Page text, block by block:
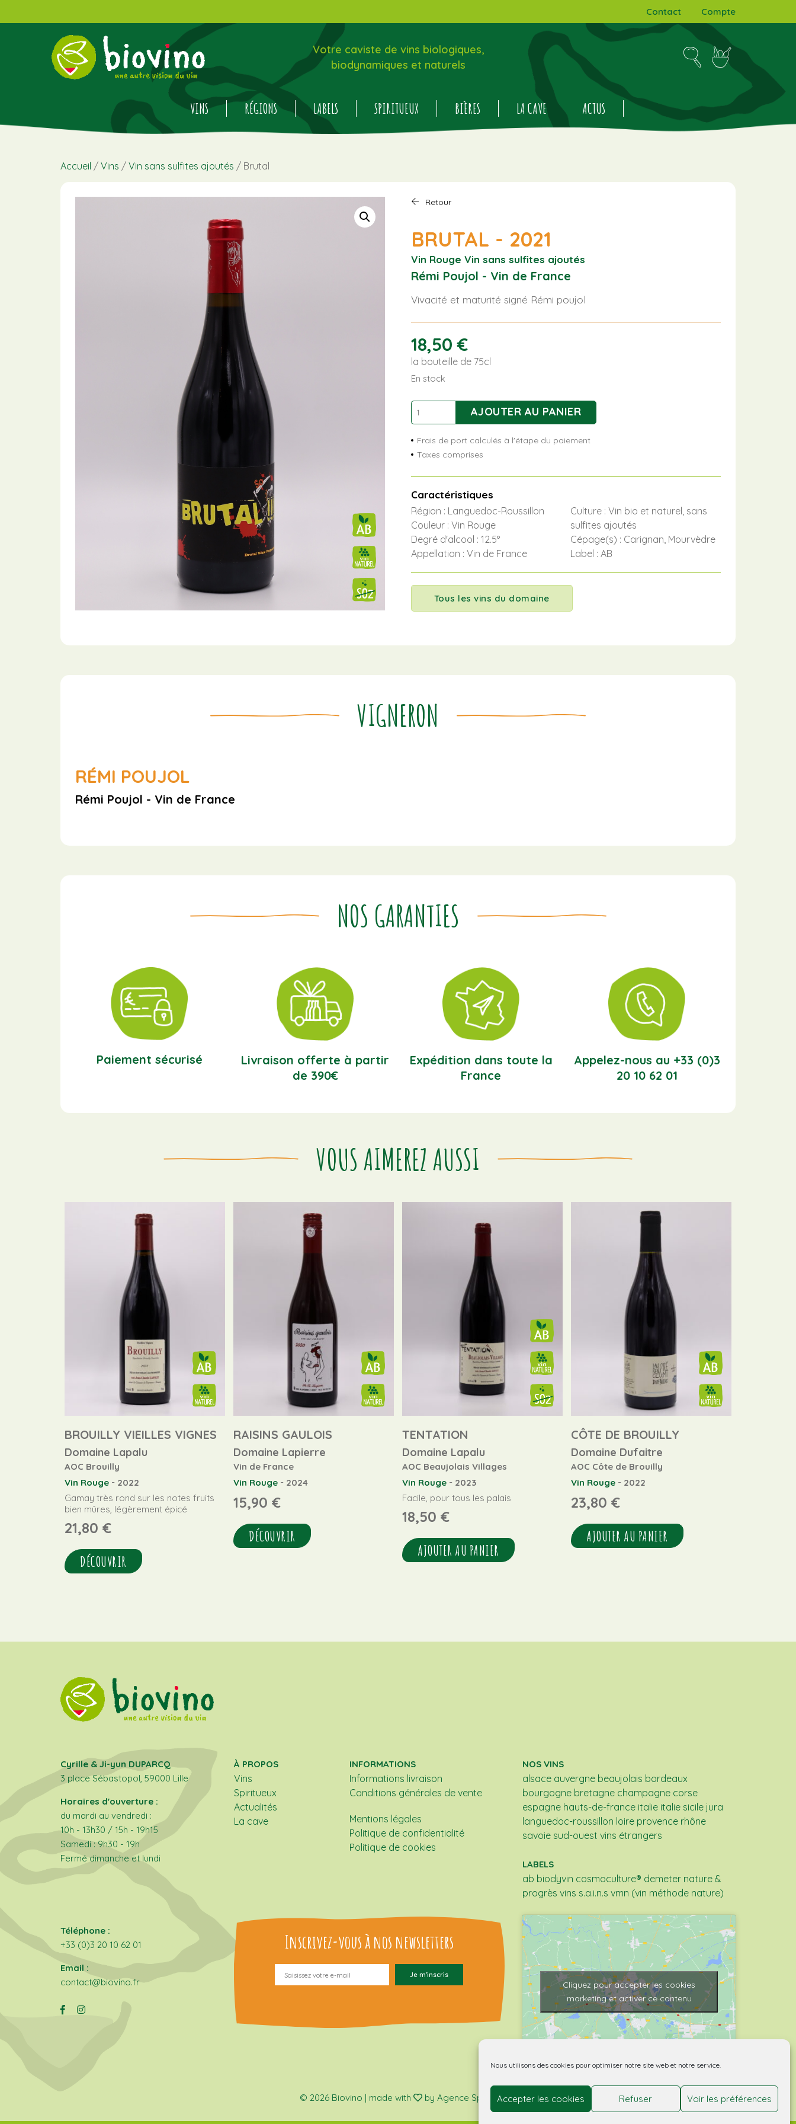
Nous utilisons des cookies pour optimiser notre site web et notre service.
Accepter les cookies Refuser Voir les préférences
Contact Compte
Votre caviste de vins biologiques,
biodynamiques et naturels
VINS RÉGIONS LABELS SPIRITUEUX BIÈRES LA CAVE ACTUS
Accueil / Vins / Vin sans sulfites ajoutés / Brutal
Retour
BRUTAL - 2021
Vin Rouge Vin sans sulfites ajoutés
Rémi Poujol - Vin de France
Vivacité et maturité signé Rémi poujol
18,50€
la bouteille de 75cl
En stock
quantité
de
Brutal
AJOUTER AU PANIER
Frais de port calculés à l'étape du paiement
Taxes comprises
Caractéristiques
Région : Languedoc-Roussillon
Couleur : Vin Rouge
Degré d'alcool : 12.5°
Appellation : Vin de France
Culture : Vin bio et naturel, sans
sulfites ajoutés
Cépage(s) : Carignan, Mourvèdre
Label : AB
Tous les vins du domaine
VIGNERON
RÉMI POUJOL
Rémi Poujol - Vin de France
NOS GARANTIES
Paiement sécurisé
Livraison offerte à partir
de 390€
Expédition dans toute la
France
Appelez-nous au +33 (0)3
20 10 62 01
VOUS AIMEREZ AUSSI
BROUILLY VIEILLES VIGNES
Domaine Lapalu
AOC Brouilly
Vin Rouge - 2022
Gamay très rond sur les notes fruits
bien mûres, légèrement épicé
21,80 €
DÉCOUVRIR
RAISINS GAULOIS
Domaine Lapierre
Vin de France
Vin Rouge - 2024
15,90 €
DÉCOUVRIR
TENTATION
Domaine Lapalu
AOC Beaujolais Villages
Vin Rouge - 2023
Facile, pour tous les palais
18,50 €
AJOUTER AU PANIER
CÔTE DE BROUILLY
Domaine Dufaitre
AOC Côte de Brouilly
Vin Rouge - 2022
23,80 €
AJOUTER AU PANIER
Cyrille & Ji-yun DUPARCQ
3 place Sébastopol, 59000 Lille
Horaires d'ouverture :
du mardi au vendredi :
10h - 13h30 / 15h - 19h15
Samedi : 9h30 - 19h
Fermé dimanche et lundi
À PROPOS
Vins
Spiritueux
Actualités
La cave
INFORMATIONS
Informations livraison
Conditions générales de vente
Mentions légales
Politique de confidentialité
Politique de cookies
NOS VINS
alsace auvergne beaujolais bordeaux
bourgogne bretagne champagne corse
espagne hauts-de-france italie italie sicile jura
languedoc-roussillon loire provence rhône
savoie sud-ouest vins étrangers
LABELS
ab biodyvin cosmoculture® demeter nature &
progrès vins s.a.i.n.s vmn (vin méthode nature)
Téléphone :
+33 (0)3 20 10 62 01
Email :
contact@biovino.fr
Inscrivez-vous à nos newsletters
Cliquez pour accepter les cookies
marketing et activer ce contenu
© 2026 Biovino | made with by Agence Spritz.